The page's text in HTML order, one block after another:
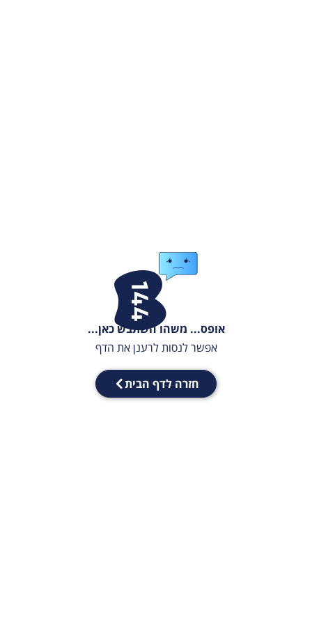
אופס... משהו השתבש כאן...
אפשר לנסות לרענן את הדף
חזרה לדף הבית